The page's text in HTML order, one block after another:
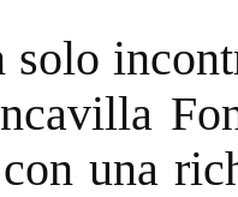
solo
una